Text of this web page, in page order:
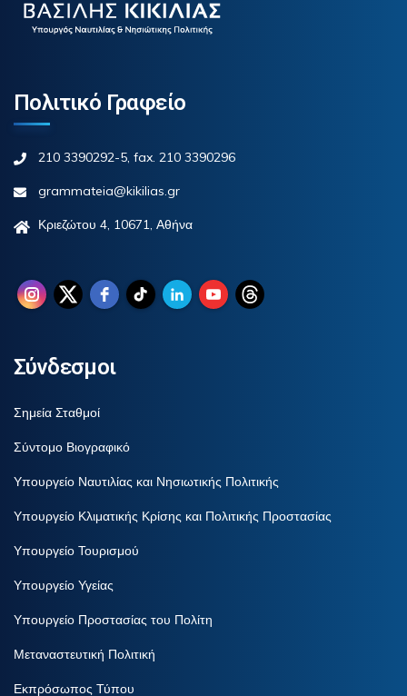
Πολιτικό Γραφείο
210 3390292-5, fax. 210 3390296
grammateia@kikilias.gr
Κριεζώτου 4, 10671, Αθήνα
Σύνδεσμοι
Σημεία Σταθμοί
Σύντομο Βιογραφικό
Υπουργείο Ναυτιλίας και Νησιωτικής Πολιτικής
Υπουργείο Κλιματικής Κρίσης και Πολιτικής Προστασίας
Υπουργείο Τουρισμού
Υπουργείο Υγείας
Υπουργείο Προστασίας του Πολίτη
Μεταναστευτική Πολιτική
Εκπρόσωπος Τύπου